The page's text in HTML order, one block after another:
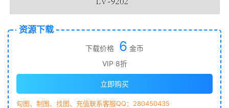
资源下载
下载价格 6 金币
VIP 8折
立即购买
勾图、制图、找图、充值联系客服QQ：280450435